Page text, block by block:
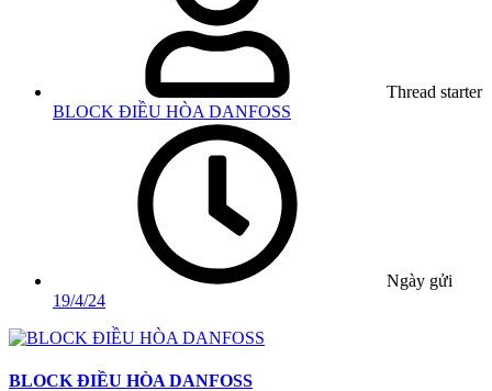
Thread starter
BLOCK ĐIỀU HÒA DANFOSS
Ngày gửi
19/4/24
BLOCK ĐIỀU HÒA DANFOSS